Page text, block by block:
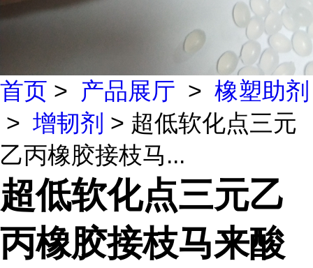
首页 > 产品展厅 > 橡塑助剂
> 增韧剂 > 超低软化点三元
乙丙橡胶接枝马...
超低软化点三元乙
丙橡胶接枝马来酸